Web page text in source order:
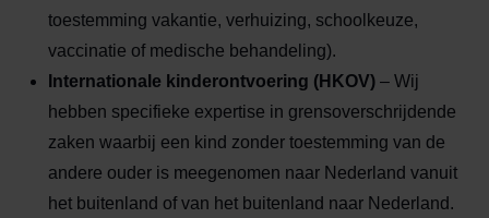
toestemming vakantie, verhuizing, schoolkeuze,
vaccinatie of medische behandeling).
Internationale kinderontvoering (HKOV) – Wij
hebben specifieke expertise in grensoverschrijdende
zaken waarbij een kind zonder toestemming van de
andere ouder is meegenomen naar Nederland vanuit
het buitenland of van het buitenland naar Nederland.